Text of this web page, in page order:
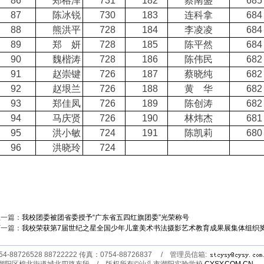
87
陈冰锐 730 183 连科拿
684
88
熊洪平 728 184 李凌凌
684
89
郑 妍 728 185 陈平然
684
90
魏楷涛 728 186 陈伟民
682
91
赵崇键 726 187 蔡晓纯
682
92
赵垠兰 726 188 黄 华
682
93
郑佳凤 726 189 陈创涛
682
94
马庆贤 726 190 林炜杰
681
95
洪小敏 724 191 陈凯莉
680
96
洪晓玲 724
篇： 我校团委被团省委授予“广东省五四红旗团委”光荣称号
篇： 我校荣获第7届世纪之星全国少年儿童美术书法摄影艺术教育成果展集体组织
88726528 88722222 传真：0754-88726837 / 管理员信箱: